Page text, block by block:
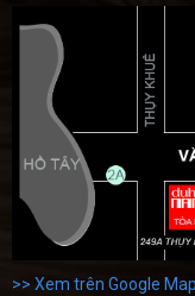
>> Xem trên Google Map